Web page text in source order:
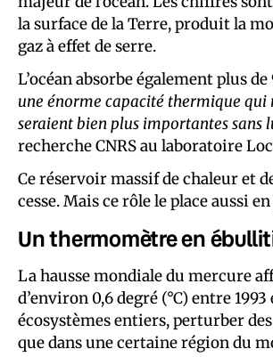
la surface de la Terre, produit la
gaz à effet de serre.
L’océan absorbe également plus
une énorme capacité thermique qui
seraient bien plus importantes sans
recherche CNRS au laboratoire
Ce réservoir massif de chaleur et
cesse. Mais ce rôle le place aussi
Un thermomètre en
La hausse mondiale du mercure
d’environ 0,6 degré (°C) entre
écosystèmes entiers, perturber
que dans une certaine région du